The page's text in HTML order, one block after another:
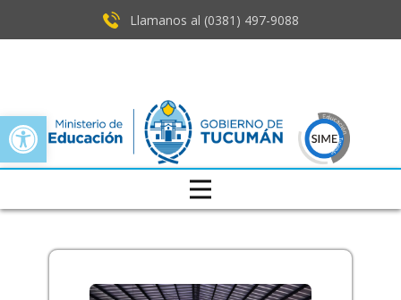
Open toolbar
Llamanos al (0381) ​497-9088